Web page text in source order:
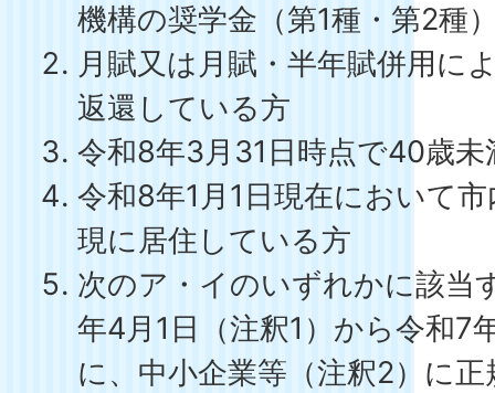
機構の奨学金（第1種・第2種
月賦又は月賦・半年賦併用に
返還している方
令和8年3月31日時点で40歳未
令和8年1月1日現在において
現に居住している方
次のア・イのいずれかに該当
年4月1日（注釈1）から令和7
に、中小企業等（注釈2）に